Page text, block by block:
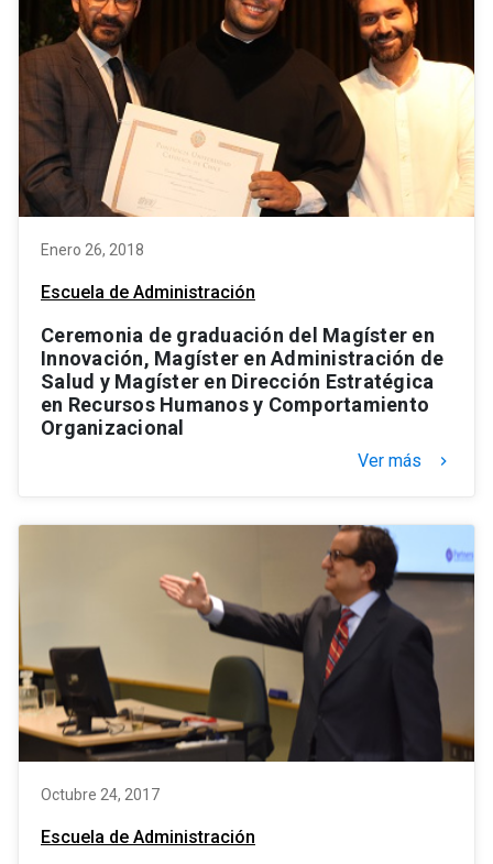
Enero 26, 2018
Escuela de Administración
Ceremonia de graduación del Magíster en
Innovación, Magíster en Administración de
Salud y Magíster en Dirección Estratégica
en Recursos Humanos y Comportamiento
Organizacional
Ver más keyboard_arrow_right
Octubre 24, 2017
Escuela de Administración